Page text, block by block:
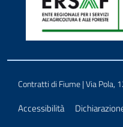
Contratti di fiume
Contratti di Fiume | Via Pola,
Sezione
Accessibilità